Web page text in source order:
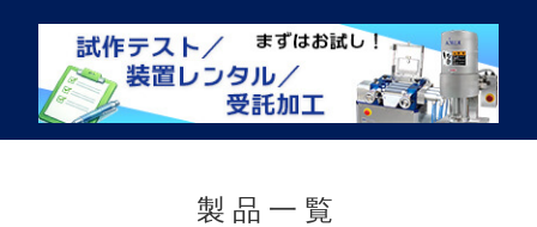
製品一覧